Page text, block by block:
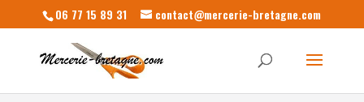
06 77 15 89 31 contact@mercerie-bretagne.com